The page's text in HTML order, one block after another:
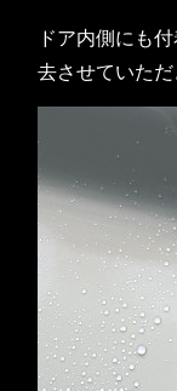
ドア内側にも
去させていただ